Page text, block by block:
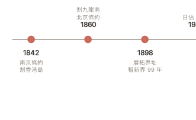
1842
南京條約
割香港島
1860
北京條約
割九龍南
1898
展拓界址
租新界 99 年
日佔